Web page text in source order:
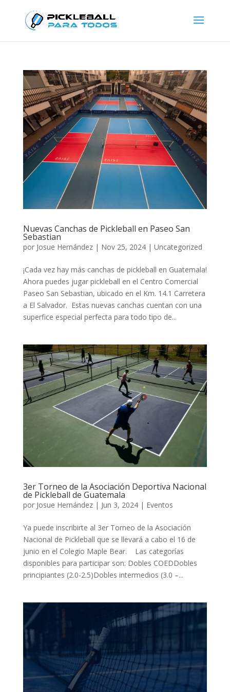
Nuevas Canchas de Pickleball en Paseo San
Sebastian
por Josue Hernández| Nov 25, 2024| Uncategorized
¡Cada vez hay más canchas de pickleball en Guatemala!
Ahora puedes jugar pickleball en el Centro Comercial
Paseo San Sebastian, ubicado en el Km. 14.1 Carretera
a El Salvador. Estas nuevas canchas cuentan con una
superfice especial perfecta para todo tipo de...
3er Torneo de la Asociación Deportiva Nacional
de Pickleball de Guatemala
por Josue Hernández| Jun 3, 2024| Eventos
Ya puede inscribirte al 3er Torneo de la Asociación
Nacional de Pickleball que se llevará a cabo el 16 de
junio en el Colegio Maple Bear. Las categorías
disponibles para participar son: Dobles COEDDobles
principiantes (2.0-2.5)Dobles intermedios (3.0 –...